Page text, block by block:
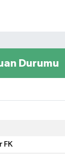
Durumu
FK